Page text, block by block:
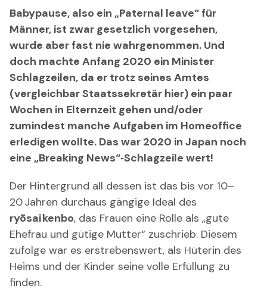
Babypause, also ein „Paternal leave“ für
Männer, ist zwar gesetzlich vorgesehen,
wurde aber fast nie wahrgenommen. Und
doch machte Anfang 2020 ein Minister
Schlagzeilen, da er trotz seines Amtes
(vergleichbar Staatssekretär hier) ein paar
Wochen in Elternzeit gehen und/oder
zumindest manche Aufgaben im Homeoffice
erledigen wollte. Das war 2020 in Japan noch
eine „Breaking News“‑Schlagzeile wert!
Der Hintergrund all dessen ist das bis vor 10–
20 Jahren durchaus gängige Ideal des
ryōsai kenbo, das Frauen eine Rolle als „gute
Ehefrau und gütige Mutter“ zuschrieb. Diesem
zufolge war es erstrebenswert, als Hüterin des
Heims und der Kinder seine volle Erfüllung zu
finden.